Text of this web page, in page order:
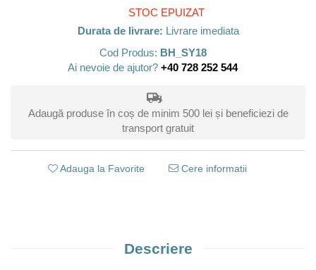
STOC EPUIZAT
Durata de livrare: Livrare imediata
Cod Produs: BH_SY18
Ai nevoie de ajutor? +40 728 252 544
Adaugă produse în coș de minim 500 lei și beneficiezi de
transport gratuit
Adauga la Favorite Cere informatii
Descriere